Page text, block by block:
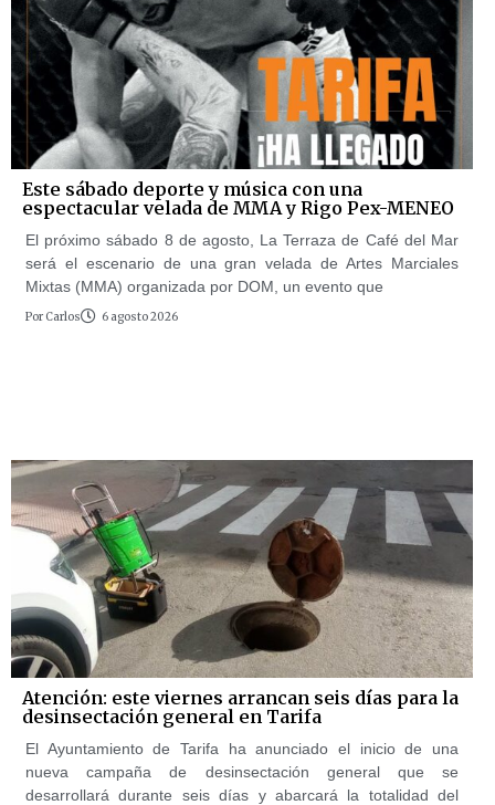
Este sábado deporte y música con una
espectacular velada de MMA y Rigo Pex-MENEO
El próximo sábado 8 de agosto, La Terraza de Café del Mar
será el escenario de una gran velada de Artes Marciales
Mixtas (MMA) organizada por DOM, un evento que
Por Carlos 6 agosto 2026
Atención: este viernes arrancan seis días para la
desinsectación general en Tarifa
El Ayuntamiento de Tarifa ha anunciado el inicio de una
nueva campaña de desinsectación general que se
desarrollará durante seis días y abarcará la totalidad del